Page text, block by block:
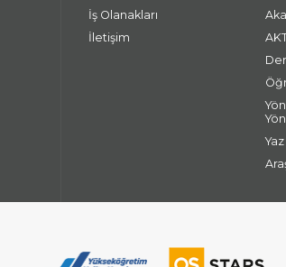
İş Olanakları
İletişim